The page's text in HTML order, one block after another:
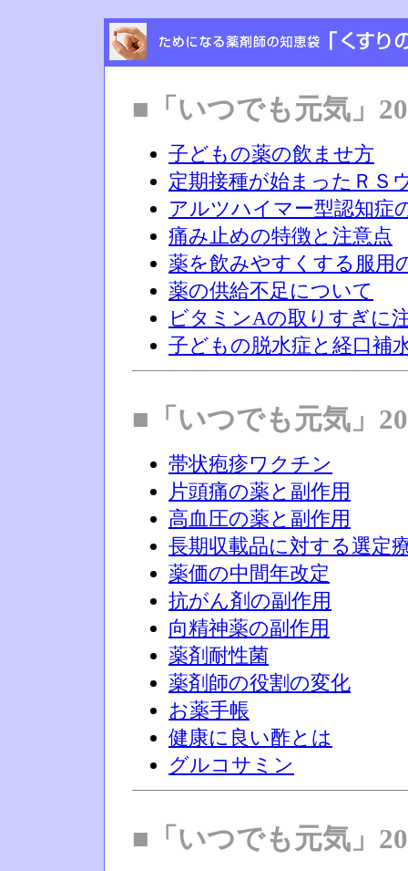
■「いつでも元気」
子どもの薬の飲ませ方
定期接種が始まったＲＳ
アルツハイマー型認知症
痛み止めの特徴と注意点
薬を飲みやすくする服用
薬の供給不足について
ビタミンAの取りすぎに
子どもの脱水症と経口補
■「いつでも元気」
帯状疱疹ワクチン
片頭痛の薬と副作用
高血圧の薬と副作用
長期収載品に対する選定
薬価の中間年改定
抗がん剤の副作用
向精神薬の副作用
薬剤耐性菌
薬剤師の役割の変化
お薬手帳
健康に良い酢とは
グルコサミン
■「いつでも元気」